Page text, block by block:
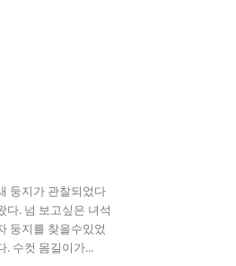
둥지가 관찰되었다
다. 넘 보고싶은 녀석
둥지를 찾을수있었
. 수컷 몸길이가...